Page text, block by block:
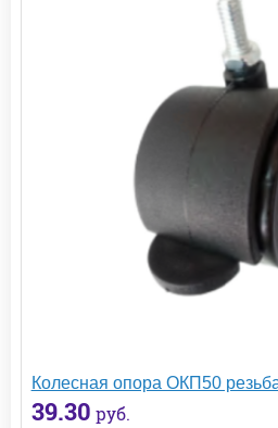
Колесная опора ОКП50
39.30 руб.